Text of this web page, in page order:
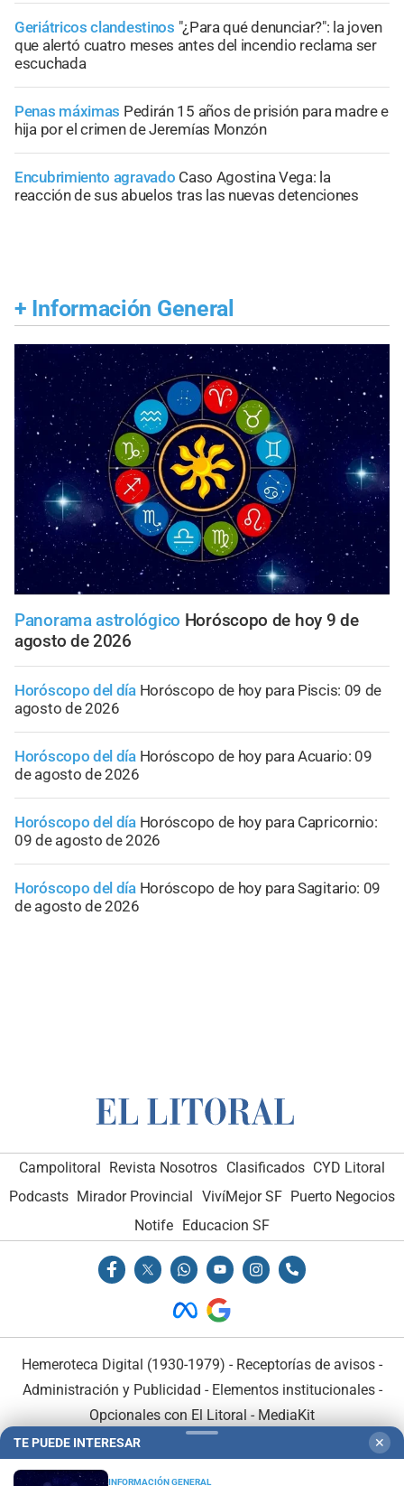
Geriátricos clandestinos "¿Para qué denunciar?": la joven
que alertó cuatro meses antes del incendio reclama ser
escuchada
Penas máximas Pedirán 15 años de prisión para madre e
hija por el crimen de Jeremías Monzón
Encubrimiento agravado Caso Agostina Vega: la
reacción de sus abuelos tras las nuevas detenciones
+ Información General
Panorama astrológico Horóscopo de hoy 9 de
agosto de 2026
Horóscopo del día Horóscopo de hoy para Piscis: 09 de
agosto de 2026
Horóscopo del día Horóscopo de hoy para Acuario: 09
de agosto de 2026
Horóscopo del día Horóscopo de hoy para Capricornio:
09 de agosto de 2026
Horóscopo del día Horóscopo de hoy para Sagitario: 09
de agosto de 2026
Campolitoral Revista Nosotros Clasificados CYD Litoral
Podcasts Mirador Provincial VivíMejor SF Puerto Negocios
Notife
Educacion SF
Hemeroteca Digital (1930-1979) - Receptorías de avisos -
Administración y Publicidad - Elementos institucionales-
Opcionales con El Litoral - MediaKit
TE PUEDE INTERESAR ✕
INFORMACIÓN GENERAL